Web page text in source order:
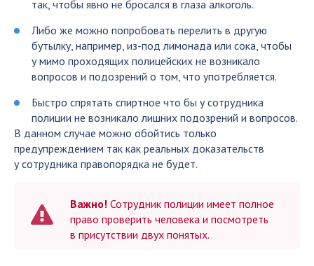
так, чтобы явно не бросался в глаза алкоголь.
Либо же можно попробовать перелить в другую
бутылку, например, из-под лимонада или сока, чтобы
у мимо проходящих полицейских не возникало
вопросов и подозрений о том, что употребляется.
Быстро спрятать спиртное что бы у сотрудника
полиции не возникало лишних подозрений и вопросов.
В данном случае можно обойтись только
предупреждением так как реальных доказательств
у сотрудника правопорядка не будет.
Важно! Сотрудник полиции имеет полное
право проверить человека и посмотреть
в присутствии двух понятых.